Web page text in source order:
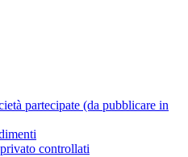
partecipate (da pubblicare in
controllati